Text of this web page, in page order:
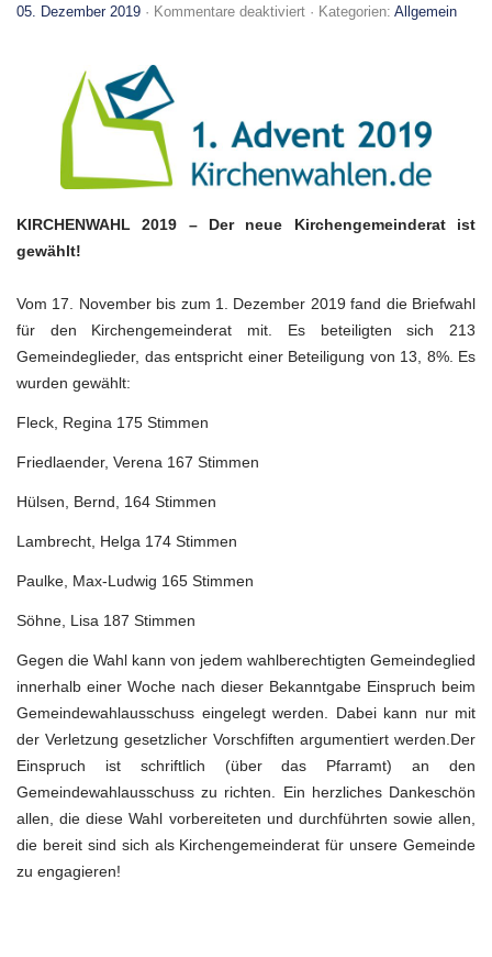
05. Dezember 2019 · Kommentare deaktiviertfür· Kategorien: Allgemein
KIRCHENWAHL 2019 – Der neue Kirchengemeinderat ist
gewählt!
Vom 17. November bis zum 1. Dezember 2019 fand die Briefwahl
für den Kirchengemeinderat mit. Es beteiligten sich 213
Gemeindeglieder, das entspricht einer Beteiligung von 13, 8%. Es
wurden gewählt:
Fleck, Regina 175 Stimmen
Friedlaender, Verena 167 Stimmen
Hülsen, Bernd, 164 Stimmen
Lambrecht, Helga 174 Stimmen
Paulke, Max-Ludwig 165 Stimmen
Söhne, Lisa 187 Stimmen
Gegen die Wahl kann von jedem wahlberechtigten Gemeindeglied
innerhalb einer Woche nach dieser Bekanntgabe Einspruch beim
Gemeindewahlausschuss eingelegt werden. Dabei kann nur mit
der Verletzung gesetzlicher Vorschfiften argumentiert werden.Der
Einspruch ist schriftlich (über das Pfarramt) an den
Gemeindewahlausschuss zu richten. Ein herzliches Dankeschön
allen, die diese Wahl vorbereiteten und durchführten sowie allen,
die bereit sind sich als Kirchengemeinderat für unsere Gemeinde
zu engagieren!